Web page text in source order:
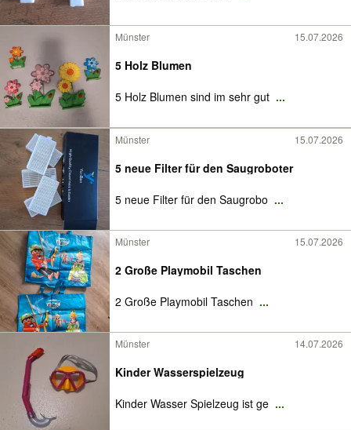
Münster 15.07.2026
5 Holz Blumen
5 Holz Blumen sind im sehr gut ...
Münster 15.07.2026
5 neue Filter für den Saugroboter
5 neue Filter für den Saugrobo ...
Münster 15.07.2026
2 Große Playmobil Taschen
2 Große Playmobil Taschen ...
Münster 14.07.2026
Kinder Wasserspielzeug
Kinder Wasser Spielzeug ist ge ...